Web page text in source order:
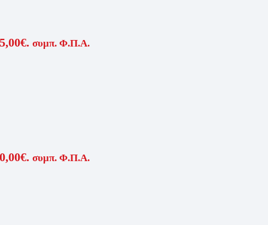
συμπ. Φ.Π.Α.
συμπ. Φ.Π.Α.